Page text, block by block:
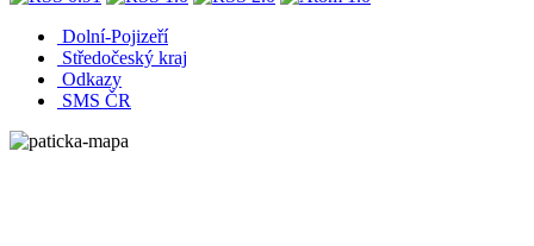
Dolní-Pojizeří
Středočeský kraj
Odkazy
SMS ČR